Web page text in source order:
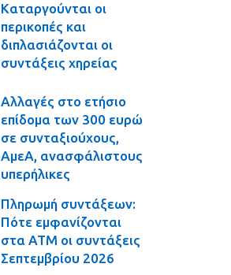
Καταργούνται οι
περικοπές και
διπλασιάζονται οι
συντάξεις χηρείας
Αλλαγές στο ετήσιο
επίδομα των 300 ευρώ
σε συνταξιούχους,
ΑμεΑ, ανασφάλιστους
υπερήλικες
Πληρωμή συντάξεων:
Πότε εμφανίζονται
στα ΑΤΜ οι συντάξεις
Σεπτεμβρίου 2026